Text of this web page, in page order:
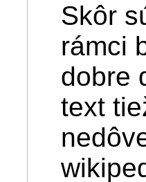
Skôr
rámci
dobre
text